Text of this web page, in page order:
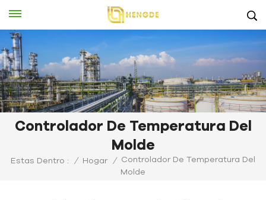
Controlador De Temperatura Del
Molde
Estas Dentro : / Hogar /
Controlador De Temperatura Del
Molde